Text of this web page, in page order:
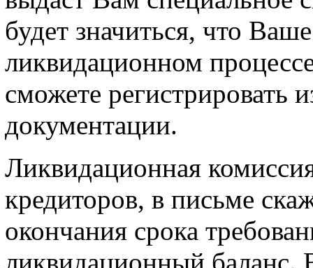
будет значиться, что
ликвидационном
сможете регистрировать
документации.
Ликвидационная
кредиторов, в письме
окончания срока
ликвидационный баланс.